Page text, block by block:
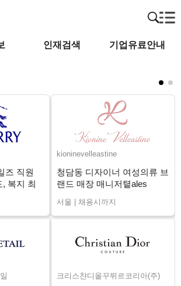
인재검색 기업유료안내
즈 직원
복지 최
kioninevelleastine
청담동 디자이너 여성의류 브
랜드 매장 매니저톁ales
서울 | 채용시까지
크리스챤디올꾸뛰르코리아(주)